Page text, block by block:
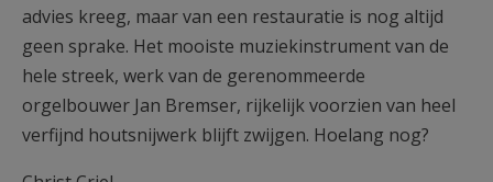
advies kreeg, maar van een restauratie is nog altijd
geen sprake. Het mooiste muziekinstrument van de
hele streek, werk van de gerenommeerde
orgelbouwer Jan Bremser, rijkelijk voorzien van heel
verfijnd houtsnijwerk blijft zwijgen. Hoelang nog?